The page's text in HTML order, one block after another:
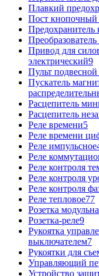
Плавкий
Пост кнопочный
Предохранитель
Привод для
электрический9
Пульт
Пускатель
Расцепитель
Расцепитель
Реле времени5
Реле времени
Реле импульсное
Реле
Реле контроля
Реле контроля
Реле контроля
Реле тепловое77
Розетка
Розетка-реле9
Рукоятка
выключателем7
Рукоятки для
Управляющий
Устройство